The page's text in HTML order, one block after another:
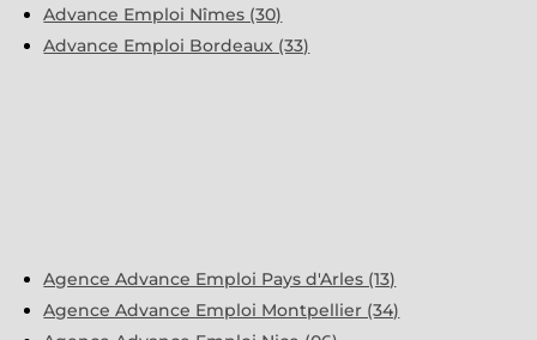
Advance Emploi Nîmes (30)
Advance Emploi Bordeaux (33)
Agence Advance Emploi Pays d'Arles (13)
Agence Advance Emploi Montpellier (34)